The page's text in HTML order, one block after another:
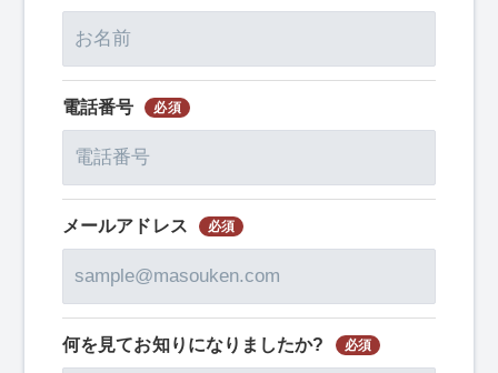
電話番号
メールアドレス
何を見てお知りになりましたか?